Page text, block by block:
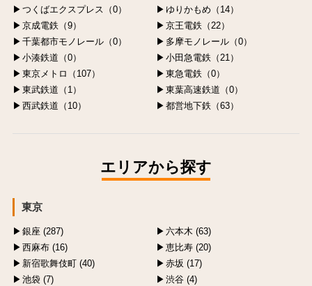
つくばエクスプレス（0）
ゆりかもめ（14）
京成電鉄（9）
京王電鉄（22）
千葉都市モノレール（0）
多摩モノレール（0）
小湊鉄道（0）
小田急電鉄（21）
東京メトロ（107）
東急電鉄（0）
東武鉄道（1）
東葉高速鉄道（0）
西武鉄道（10）
都営地下鉄（63）
エリアから探す
東京
銀座 (287)
六本木 (63)
西麻布 (16)
恵比寿 (20)
新宿歌舞伎町 (40)
赤坂 (17)
池袋 (7)
渋谷 (4)